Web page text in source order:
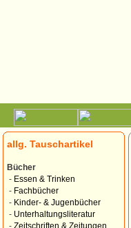
allg. Tauschartikel
Bücher
- Essen & Trinken
- Fachbücher
- Kinder- & Jugenbücher
- Unterhaltungsliteratur
- Zeitschriften & Zeitungen